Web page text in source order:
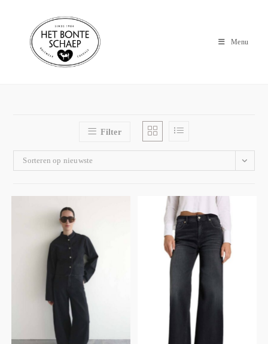
Menu
Filter
Sorteren op nieuwste